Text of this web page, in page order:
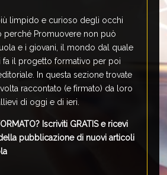
limpido e curioso degli occhi
perché Promuovere non può
e i giovani, il mondo dal quale
fa il progetto formativo per poi
In questa sezione trovate
raccontato (e firmato) da loro
di oggi e di ieri.
Iscriviti GRATIS e ricevi
pubblicazione di nuovi articoli